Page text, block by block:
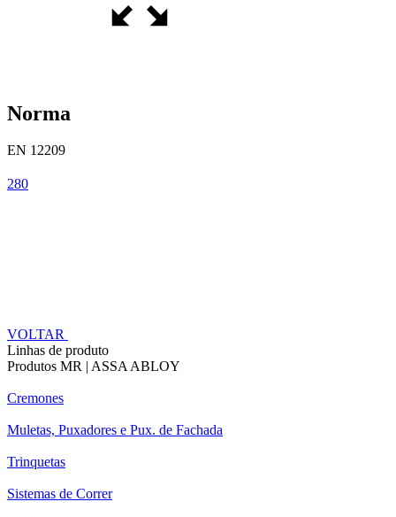
Norma
EN 12209
280
VOLTAR
Linhas de produto
Produtos MR | ASSA ABLOY
Cremones
Muletas, Puxadores e Pux. de Fachada
Trinquetas
Sistemas de Correr